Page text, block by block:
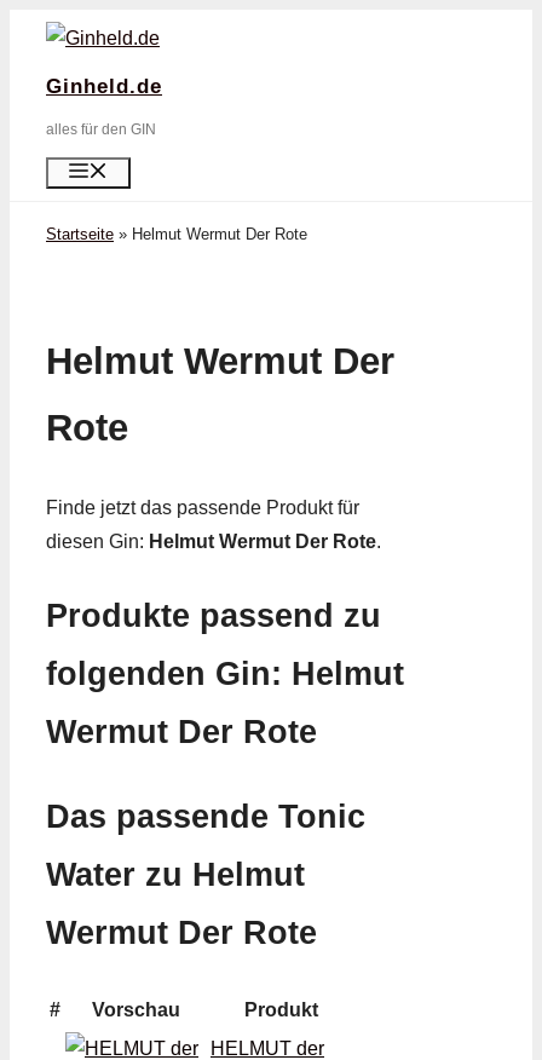
Zum
springen
Ginheld.de
alles für den GIN
Startseite » Helmut Wermut Der Rote
Helmut Wermut Der
Rote
Finde jetzt das passende Produkt für
diesen Gin: Helmut Wermut Der Rote.
Produkte passend zu
folgenden Gin: Helmut
Wermut Der Rote
Das passende Tonic
Water zu Helmut
Wermut Der Rote
# Vorschau Produkt
HELMUT der